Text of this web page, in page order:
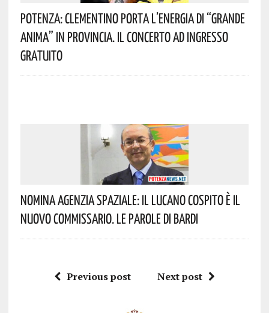
Potenza: Clementino Porta L’energia Di “Grande
Anima” In Provincia. Il Concerto Ad Ingresso
Gratuito
Nomina Agenzia Spaziale: Il Lucano Cospito È Il
Nuovo Commissario. Le Parole Di Bardi
Previous post Next post